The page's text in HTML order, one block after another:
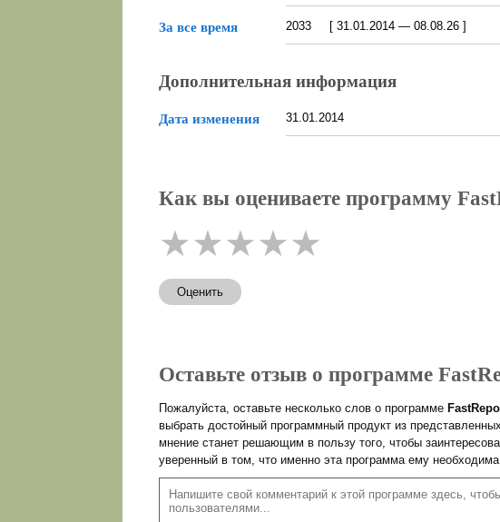
За все время 2033 [ 31.01.2014 — 08.08.26 ]
Дополнительная информация
Дата изменения 31.01.2014
Как вы оцениваете программу
★★★★★
Оценить
Оставьте отзыв о программе
Пожалуйста, оставьте несколько слов о программе
выбрать достойный программный продукт из
мнение станет решающим в пользу того, чтобы
уверенный в том, что именно эта программа ему